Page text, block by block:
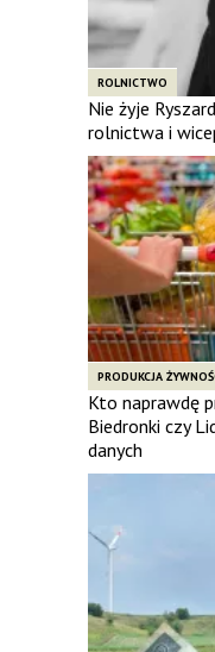
ROLNICTWO
Nie żyje
rolnictwa i
PRODUKCJA
Kto naprawdę
Biedronki czy
danych